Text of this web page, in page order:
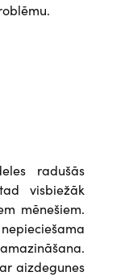
radušās
visbiežāk
mēnešiem.
aizdegunes